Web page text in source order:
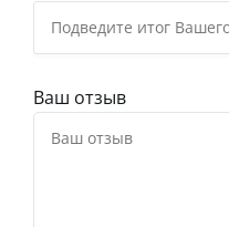
Ваш отзыв